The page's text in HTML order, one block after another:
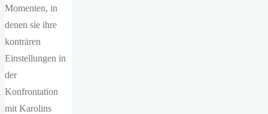
Momenten, in
denen sie ihre
konträren
Einstellungen in
der
Konfrontation
mit Karolins